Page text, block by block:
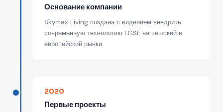
Основание компании
Skymax Living создана с видением внедрить
современную технологию LGSF на чешский и
европейский рынки.
2020
Первые проекты